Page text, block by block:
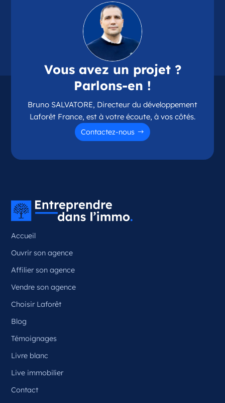
Opportunité d’ouverture à Chamalières
Chamalières Auvergne-Rhône-Alpes
France
: 63075
Plus d'infos
Candidater
France
Référence: 87050
Plus d'infos
Candidater
Opportunité d’ouverture à Ceyrat
Référence
Plus d'infos
Candidater
Vous avez un projet ?
Parlons-en !
Bruno SALVATORE, Directeur du développement
Laforêt France, est à votre écoute, à vos côtés.
Contactez-nous
Accueil
Ouvrir son agence
Affilier son agence
Vendre son agence
Choisir Laforêt
Blog
Témoignages
Livre blanc
Live immobilier
Contact